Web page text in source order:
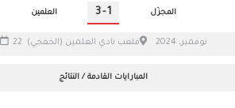
العلمين 3- 1 المجزّل
22 نوفمبر، 2024 ملعب نادي العلمين (الخفجي)
المبارايات القادمة / النتائج